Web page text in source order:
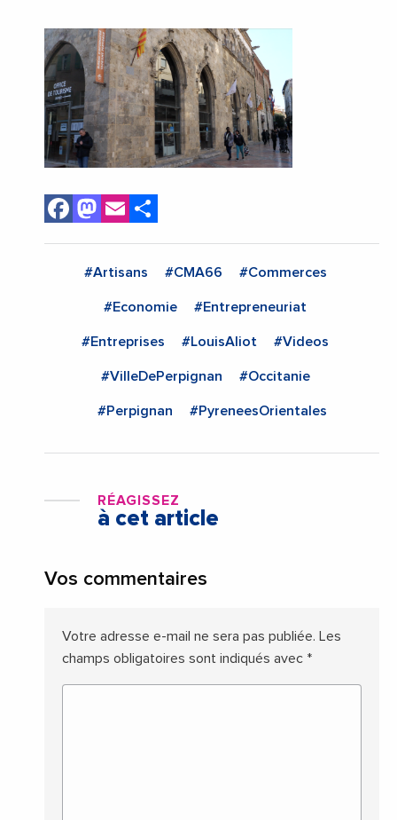
Facebook
Mastodon
Email
#Artisans #CMA66 #Commerces
#Economie #Entrepreneuriat
#Entreprises #LouisAliot #Videos
#VilleDePerpignan #Occitanie
#Perpignan #PyreneesOrientales
RÉAGISSEZ
à cet article
Vos commentaires
Votre adresse e-mail ne sera pas publiée. Les
champs obligatoires sont indiqués avec *